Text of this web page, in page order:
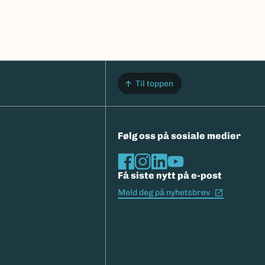
Til toppen
Følg oss på sosiale medier
Få siste nytt på e-post
Meld deg på nyhetsbrev